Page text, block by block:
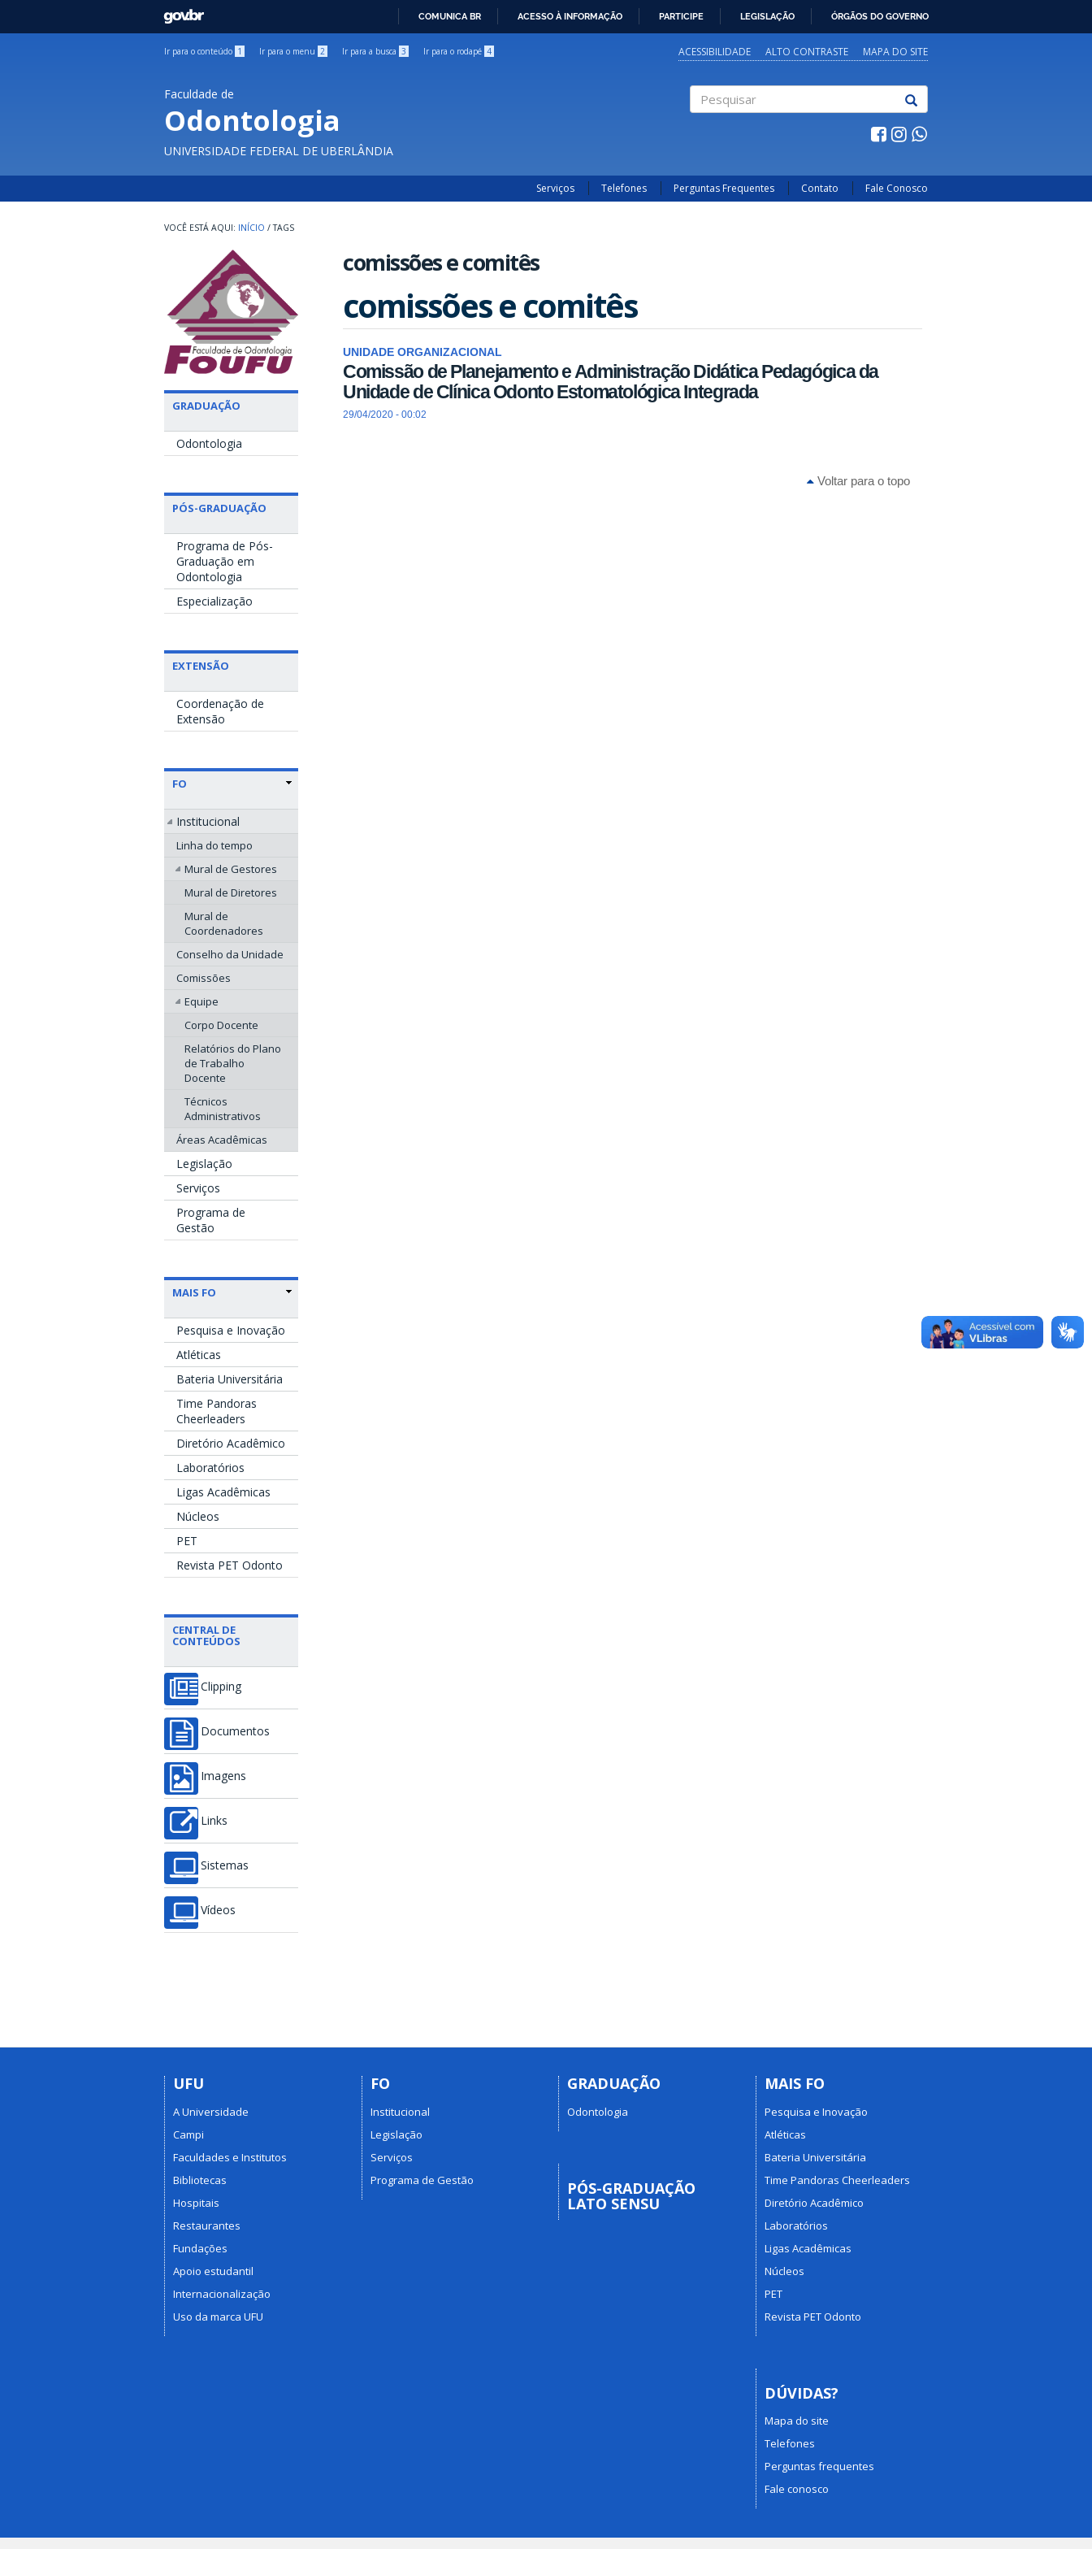
GOVBR
COMUNICA BR ACESSO À INFORMAÇÃO PARTICIPE LEGISLAÇÃO ÓRGÃOS DO GOVERNO
Ir para o conteúdo 1 Ir para o menu 2 Ir para a busca 3 Ir para o rodapé 4 ACESSIBILIDADE ALTO CONTRASTE MAPA DO SITE
Faculdade de
Odontologia
UNIVERSIDADE FEDERAL DE UBERLÂNDIA
Serviços Telefones Perguntas Frequentes Contato Fale Conosco
INÍCIO / TAGS
GRADUAÇÃO
Odontologia
PÓS-GRADUAÇÃO
Programa de Pós-
Graduação em
Odontologia
Especialização
EXTENSÃO
Coordenação de
Extensão
FO
Institucional
Linha do tempo
Mural de Gestores
Mural de Diretores
Mural de
Coordenadores
Conselho da Unidade
Comissões
Equipe
Corpo Docente
Relatórios do Plano
de Trabalho
Docente
Técnicos
Administrativos
Áreas Acadêmicas
Legislação
Serviços
Programa de
Gestão
MAIS FO
Pesquisa e Inovação
Atléticas
Bateria Universitária
Time Pandoras
Cheerleaders
Diretório Acadêmico
Laboratórios
Ligas Acadêmicas
Núcleos
PET
Revista PET Odonto
CENTRAL DE
CONTEÚDOS
Clipping
Documentos
Imagens
Links
Sistemas
Vídeos
comissões e comitês
comissões e comitês
UNIDADE ORGANIZACIONAL
Comissão de Planejamento e Administração Didática Pedagógica da
Unidade de Clínica Odonto Estomatológica Integrada
29/04/2020 - 00:02
Voltar para o topo
UFU
A Universidade
Campi
Faculdades e Institutos
Bibliotecas
Hospitais
Restaurantes
Fundações
Apoio estudantil
Internacionalização
Uso da marca UFU
FO
Institucional
Legislação
Serviços
Programa de Gestão
GRADUAÇÃO
Odontologia
PÓS-GRADUAÇÃO
LATO SENSU
MAIS FO
Pesquisa e Inovação
Atléticas
Bateria Universitária
Time Pandoras Cheerleaders
Diretório Acadêmico
Laboratórios
Ligas Acadêmicas
Núcleos
PET
Revista PET Odonto
DÚVIDAS?
Mapa do site
Telefones
Perguntas frequentes
Fale conosco